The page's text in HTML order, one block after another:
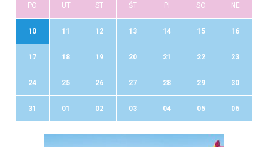
PO UT ST ŠT PI SO NE
10 11 12 13 14 15 16
17 18 19 20 21 22 23
24 25 26 27 28 29 30
31 01 02 03 04 05 06